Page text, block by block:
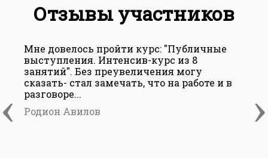
Отзывы участников
‹ ›
Мне довелось пройти курс: "Публичные
выступления. Интенсив-курс из 8
занятий". Без преувеличения могу
сказать- стал замечать, что на работе и в
разговоре...
Родион Авилов